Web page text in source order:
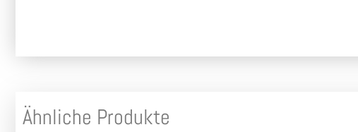
Ähnliche Produkte